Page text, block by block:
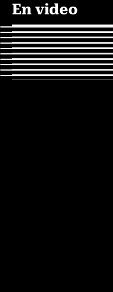
En video